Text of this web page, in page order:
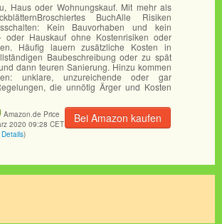
Haus oder Wohnungskauf. Mit mehr als
BuchAlle Risiken
Kein Bauvorhaben und kein
oder Hauskauf ohne Kostenrisiken oder
Häufig lauern zusätzliche Kosten in
Baubeschreibung oder zu spät
dann teuren Sanierung. Hinzu kommen
unklare, unzureichende oder gar
die unnötig Ärger und Kosten
Bei Amazon kaufen
Amazon.de Price
2020 09:28 CET
Details)